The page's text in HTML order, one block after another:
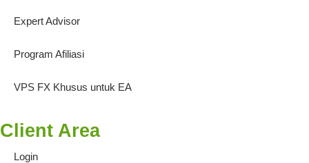
Expert Advisor
Program Afiliasi
VPS FX Khusus untuk EA
Client Area
Login